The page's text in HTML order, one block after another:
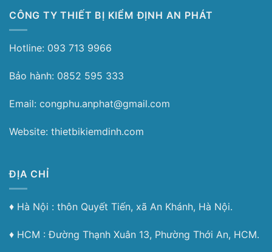
CÔNG TY THIẾT BỊ KIỂM ĐỊNH AN PHÁT
Hotline: 093 713 9966
Bảo hành: 0852 595 333
Email: congphu.anphat@gmail.com
Website: thietbikiemdinh.com
ĐỊA CHỈ
♦︎ Hà Nội : thôn Quyết Tiến, xã An Khánh, Hà Nội.
♦︎ HCM : Đường Thạnh Xuân 13, Phường Thới An, HCM.